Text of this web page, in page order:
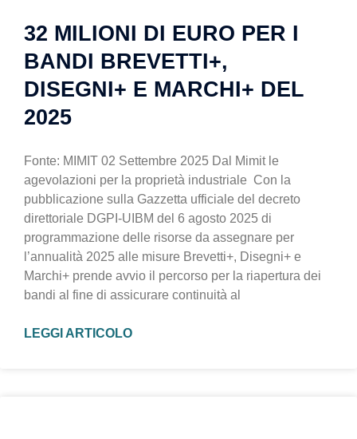
32 MILIONI DI EURO PER I
BANDI BREVETTI+,
DISEGNI+ E MARCHI+ DEL
2025
Fonte: MIMIT 02 Settembre 2025 Dal Mimit le
agevolazioni per la proprietà industriale Con la
pubblicazione sulla Gazzetta ufficiale del decreto
direttoriale DGPI-UIBM del 6 agosto 2025 di
programmazione delle risorse da assegnare per
l’annualità 2025 alle misure Brevetti+, Disegni+ e
Marchi+ prende avvio il percorso per la riapertura dei
bandi al fine di assicurare continuità al
LEGGI ARTICOLO